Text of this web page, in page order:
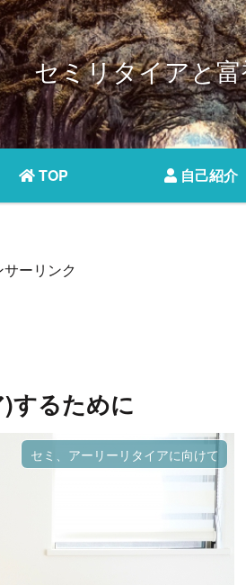
セミリタイアと
TOP 自己紹介
ーリンク
するために
セミ、アーリーリタイアに向けて